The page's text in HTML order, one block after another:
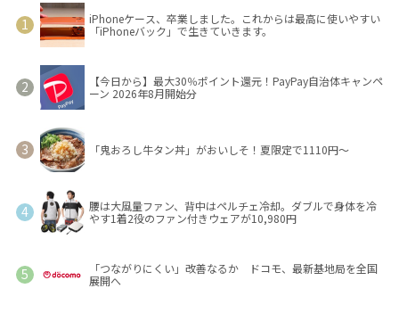
iPhoneケース、卒業しました。これからは最高に使いやすい
「iPhoneバック」で生きていきます。
【今日から】最大30％ポイント還元！PayPay自治体キャンペ
ーン 2026年8月開始分
「鬼おろし牛タン丼」がおいしそ！夏限定で1110円～
腰は大風量ファン、背中はペルチェ冷却。ダブルで身体を冷
やす1着2役のファン付きウェアが10,980円
「つながりにくい」改善なるか ドコモ、最新基地局を全国
展開へ